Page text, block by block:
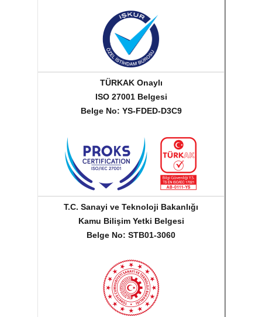
TÜRKAK Onaylı
ISO 27001 Belgesi
Belge No: YS-FDED-D3C9
T.C. Sanayi ve Teknoloji Bakanlığı
Kamu Bilişim Yetki Belgesi
Belge No: STB01-3060